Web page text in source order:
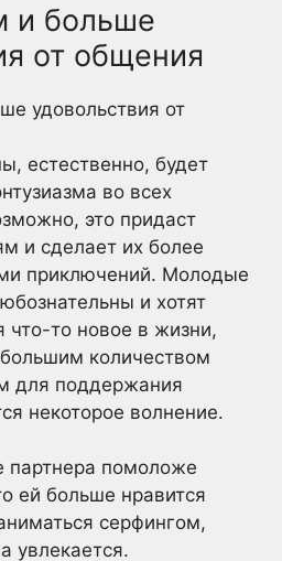
и больше
от общения
естественно, будет
во всех
это придаст
и сделает их более
приключений. Молодые
и хотят
что-то новое в жизни,
количеством
для поддержания
некоторое волнение.
партнера помоложе
ей больше нравится
серфингом,
увлекается.